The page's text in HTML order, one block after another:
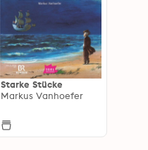
Starke Stücke
Markus Vanhoefer